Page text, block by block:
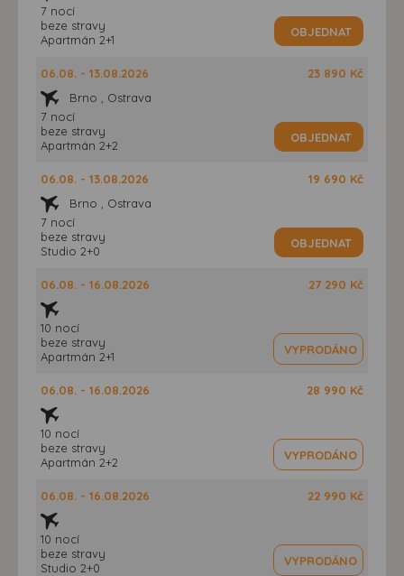
7 nocí
beze stravy
Apartmán 2+1
OBJEDNAT
06.08. - 13.08.2026
Brno , Ostrava
7 nocí
beze stravy
Apartmán 2+2
23 890 Kč
OBJEDNAT
06.08. - 13.08.2026
Brno , Ostrava
7 nocí
beze stravy
Studio 2+0
19 690 Kč
OBJEDNAT
06.08. - 16.08.2026
10 nocí
beze stravy
Apartmán 2+1
27 290 Kč
VYPRODÁNO
06.08. - 16.08.2026
10 nocí
beze stravy
Apartmán 2+2
28 990 Kč
VYPRODÁNO
06.08. - 16.08.2026
10 nocí
beze stravy
Studio 2+0
22 990 Kč
VYPRODÁNO